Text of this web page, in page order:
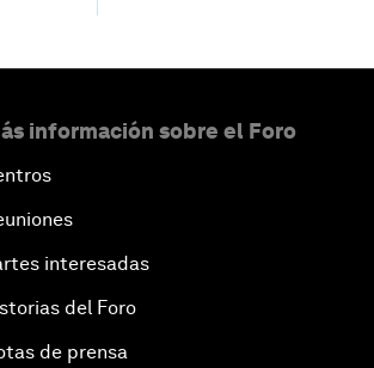
información sobre el Foro
interesadas
del Foro
de prensa